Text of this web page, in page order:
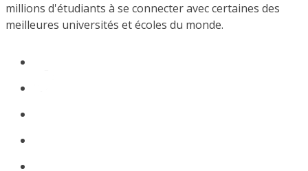
millions d'étudiants à se connecter avec certaines des
meilleures universités et écoles du monde.